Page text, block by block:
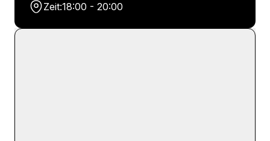
Zeit:18:00 - 20:00